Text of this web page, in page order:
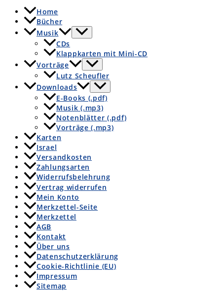
Home
Bücher
Musik
CDs
Klappkarten mit Mini-CD
Vorträge
Lutz Scheufler
Downloads
E-Books (.pdf)
Musik (.mp3)
Notenblätter (.pdf)
Vorträge (.mp3)
Karten
Israel
Versandkosten
Zahlungsarten
Widerrufsbelehrung
Vertrag widerrufen
Mein Konto
Merkzettel-Seite
Merkzettel
AGB
Kontakt
Über uns
Datenschutzerklärung
Cookie-Richtlinie (EU)
Impressum
Sitemap